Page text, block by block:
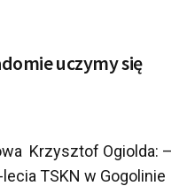
uczymy się
Krzysztof Ogiolda: –
TSKN w Gogolinie